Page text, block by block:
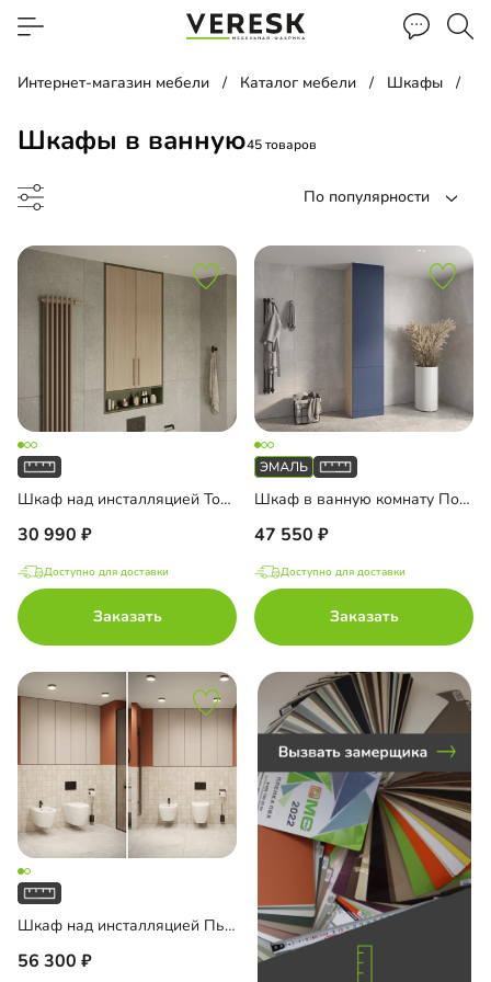
Интернет-магазин мебели Каталог мебели Шкафы
Шкафы в ванную45 товаров
По популярности
инсталляцией
стиральную машину
ванную комнату
шкаф
до
до
до
Шкаф над инсталляцией Тосса-4
30 990
Доступно для доставки
Заказать
Шкаф в ванную комнату Порто-4
47 550
Доступно для доставки
Заказать
Шкаф над инсталляцией Пьоджа-1
56 300